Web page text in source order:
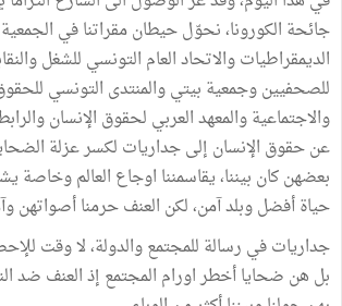
جائحة الكورونا، نحوّل حيطان مقراتنا في الجمعية
الديمقراطيات والاتحاد العام التونسي للشغل
للصحفيين وجمعية بيتي والمنتدى التونسي
والاجتماعية والمعهد العربي لحقوق الإنسان
عن حقوق الإنسان إلى جداريات لكسر عزلة
بعضهن كان بيننا، يقاسمننا اوجاع العالم وخاصة
حياة أفضل وبلد آمن، لكن العنف حرمنا أصواتهن
جداريات في رسالة للمجتمع والدولة، لا وقت
بل هن ضحايا أخطر اورام المجتمع إذ العنف ضد